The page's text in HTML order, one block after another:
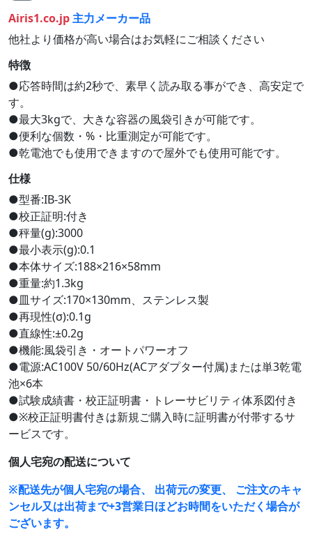
Airis1.co.jp主力メーカー品
他社より価格が高い場合はお気軽にご相談ください
特徴
●応答時間は約2秒で、素早く読み取る事ができ、高安定で
す。
●最大3kgで、大きな容器の風袋引きが可能です。
●便利な個数・%・比重測定が可能です。
●乾電池でも使用できますので屋外でも使用可能です。
仕様
●型番:IB-3K
●校正証明:付き
●秤量(g):3000
●最小表示(g):0.1
●本体サイズ:188×216×58mm
●重量:約1.3kg
●皿サイズ:170×130mm、ステンレス製
●再現性(σ):0.1g
●直線性:±0.2g
●機能:風袋引き・オートパワーオフ
●電源:AC100V 50/60Hz(ACアダプター付属)または単3乾電
池×6本
●試験成績書・校正証明書・トレーサビリティ体系図付き
●※校正証明書付きは新規ご購入時に証明書が付帯するサ
ービスです。
個人宅宛の配送について
※配送先が個人宅宛の場合、 出荷元の変更、 ご注文のキャ
ンセル又は出荷まで+3営業日ほどお時間をいただく場合が
ございます。